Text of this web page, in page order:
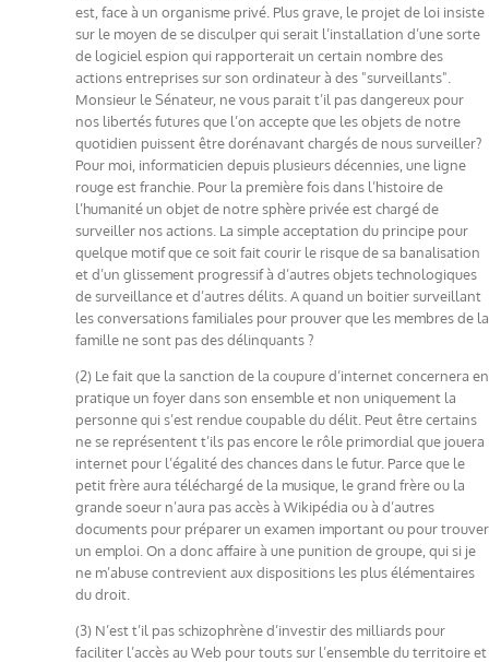
est, face à un organisme privé. Plus grave, le projet de loi insiste
sur le moyen de se disculper qui serait l’installation d’une sorte
de logiciel espion qui rapporterait un certain nombre des
actions entreprises sur son ordinateur à des "surveillants".
Monsieur le Sénateur, ne vous parait t’il pas dangereux pour
nos libertés futures que l’on accepte que les objets de notre
quotidien puissent être dorénavant chargés de nous surveiller?
Pour moi, informaticien depuis plusieurs décennies, une ligne
rouge est franchie. Pour la première fois dans l’histoire de
l’humanité un objet de notre sphère privée est chargé de
surveiller nos actions. La simple acceptation du principe pour
quelque motif que ce soit fait courir le risque de sa banalisation
et d’un glissement progressif à d’autres objets technologiques
de surveillance et d’autres délits. A quand un boitier surveillant
les conversations familiales pour prouver que les membres de la
famille ne sont pas des délinquants ?
(2) Le fait que la sanction de la coupure d’internet concernera en
pratique un foyer dans son ensemble et non uniquement la
personne qui s’est rendue coupable du délit. Peut être certains
ne se représentent t’ils pas encore le rôle primordial que jouera
internet pour l’égalité des chances dans le futur. Parce que le
petit frère aura téléchargé de la musique, le grand frère ou la
grande soeur n’aura pas accès à Wikipédia ou à d’autres
documents pour préparer un examen important ou pour trouver
un emploi. On a donc affaire à une punition de groupe, qui si je
ne m’abuse contrevient aux dispositions les plus élémentaires
du droit.
(3) N’est t’il pas schizophrène d’investir des milliards pour
faciliter l’accès au Web pour touts sur l’ensemble du territoire et